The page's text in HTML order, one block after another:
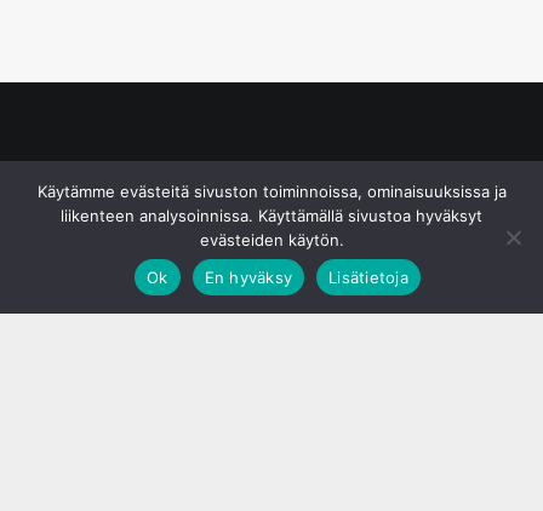
Käytämme evästeitä sivuston toiminnoissa, ominaisuuksissa ja
liikenteen analysoinnissa. Käyttämällä sivustoa hyväksyt
evästeiden käytön.
Ok
En hyväksy Lisätietoja